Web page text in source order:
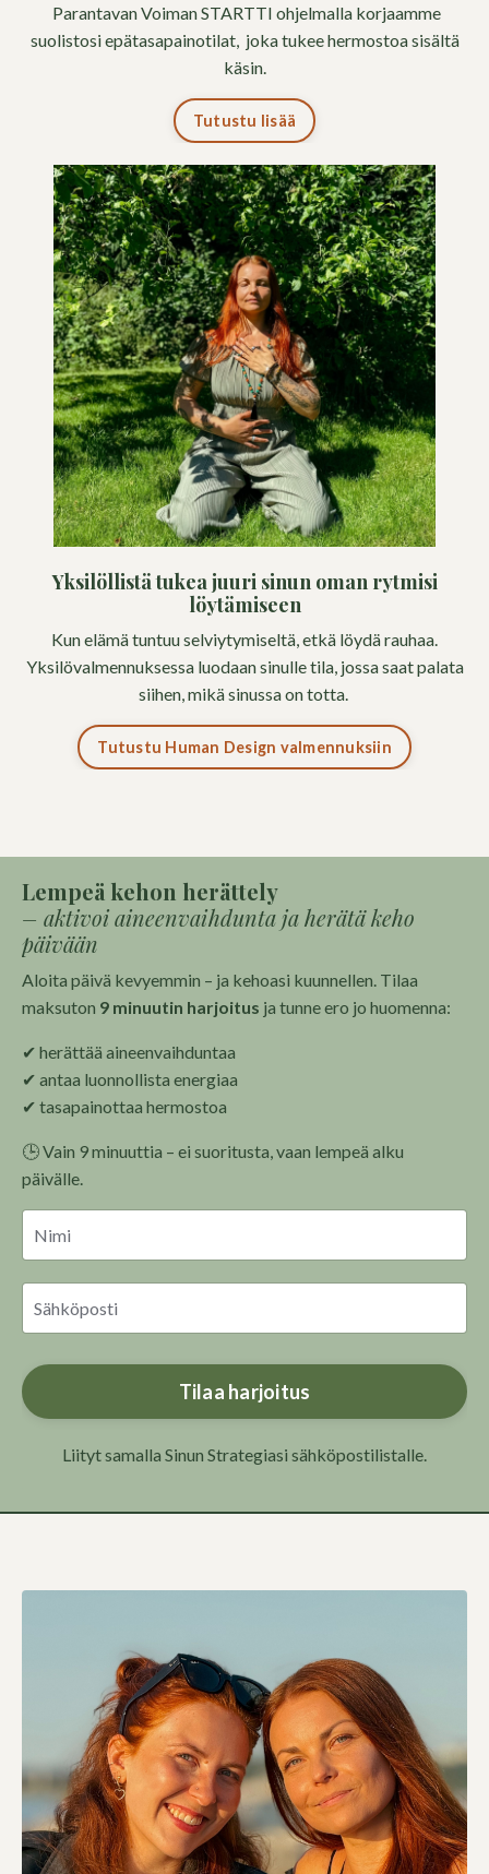
Parantavan Voiman STARTTI ohjelmalla korjaamme
suolistosi epätasapainotilat, joka tukee hermostoa sisältä
käsin.
Tutustu lisää
Yksilöllistä tukea juuri sinun oman rytmisi
löytämiseen
Kun elämä tuntuu selviytymiseltä, etkä löydä rauhaa.
Yksilövalmennuksessa luodaan sinulle tila, jossa saat palata
siihen, mikä sinussa on totta.
Tutustu Human Design valmennuksiin
Lempeä kehon herättely
– aktivoi aineenvaihdunta ja herätä keho
päivään
Aloita päivä kevyemmin – ja kehoasi kuunnellen. Tilaa
maksuton 9 minuutin harjoitus ja tunne ero jo huomenna:
✔ herättää aineenvaihduntaa
✔ antaa luonnollista energiaa
✔ tasapainottaa hermostoa
🕒 Vain 9 minuuttia – ei suoritusta, vaan lempeä alku
päivälle.
Tilaa harjoitus
Liityt samalla Sinun Strategiasi sähköpostilistalle.